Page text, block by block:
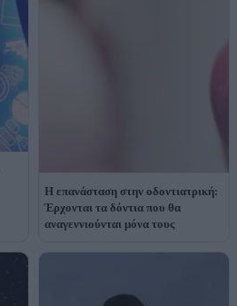
Η επανάσταση στην οδοντιατρική:
Έρχονται τα δόντια που θα
αναγεννιούνται μόνα τους